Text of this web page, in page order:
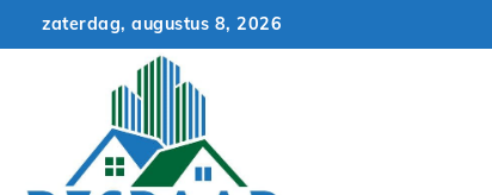
zaterdag, augustus 8, 2026